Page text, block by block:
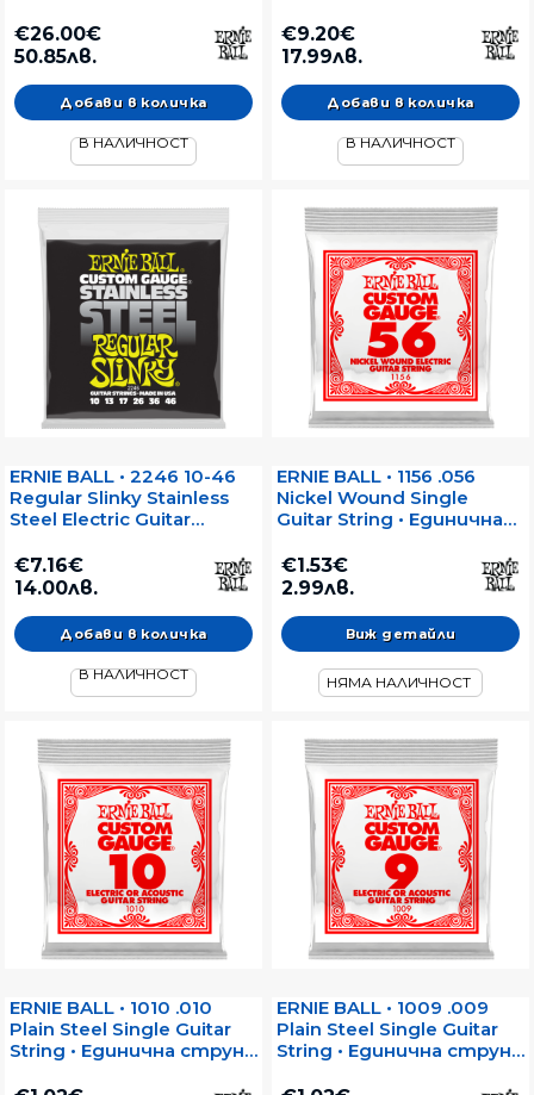
€26.00€
50.85лв.
В НАЛИЧНОСТ
електрическа китара
€9.20€
17.99лв.
В НАЛИЧНОСТ
ERNIE BALL • 2246 10-46
Regular Slinky Stainless
Steel Electric Guitar
електрическа китара
€7.16€
14.00лв.
В НАЛИЧНОСТ
ERNIE BALL • 1156 .056
Nickel Wound Single
Guitar String • Единична
електрическа китара
€1.53€
2.99лв.
Виж детайли
НЯМА НАЛИЧНОСТ
ERNIE BALL • 1010 .010
Plain Steel Single Guitar
String • Единична струна
ERNIE BALL • 1009 .009
Plain Steel Single Guitar
String • Единична струна